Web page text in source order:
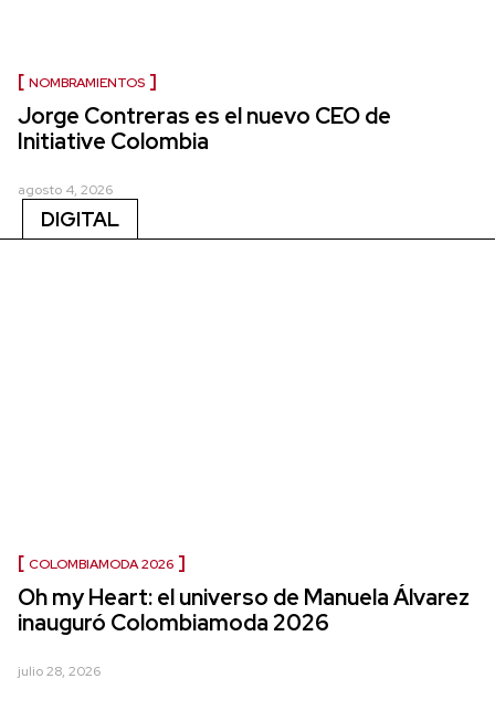
NOMBRAMIENTOS
Jorge Contreras es el nuevo CEO de
Initiative Colombia
agosto 4, 2026
DIGITAL
COLOMBIAMODA 2026
Oh my Heart: el universo de Manuela Álvarez
inauguró Colombiamoda 2026
julio 28, 2026